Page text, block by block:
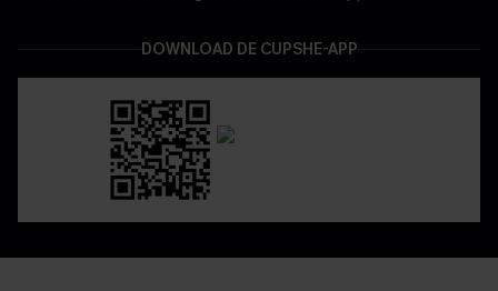
DOWNLOAD DE CUPSHE-APP